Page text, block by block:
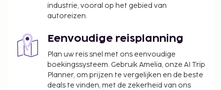
industrie, vooral op het gebied van
autoreizen.
Eenvoudige reisplanning
Plan uw reis snel met ons eenvoudige
boekingssysteem. Gebruik Amelia, onze AI Trip
Planner, om prijzen te vergelijken en de beste
deals te vinden, met de zekerheid van ons